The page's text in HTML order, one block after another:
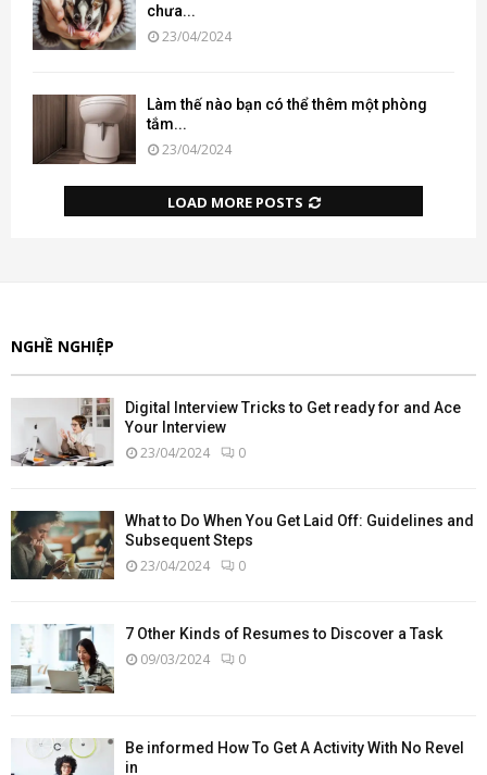
chưa...
23/04/2024
Làm thế nào bạn có thể thêm một phòng
tắm...
23/04/2024
LOAD MORE POSTS
NGHỀ NGHIỆP
Digital Interview Tricks to Get ready for and Ace
Your Interview
23/04/2024 0
What to Do When You Get Laid Off: Guidelines and
Subsequent Steps
23/04/2024 0
7 Other Kinds of Resumes to Discover a Task
09/03/2024 0
Be informed How To Get A Activity With No Revel
in